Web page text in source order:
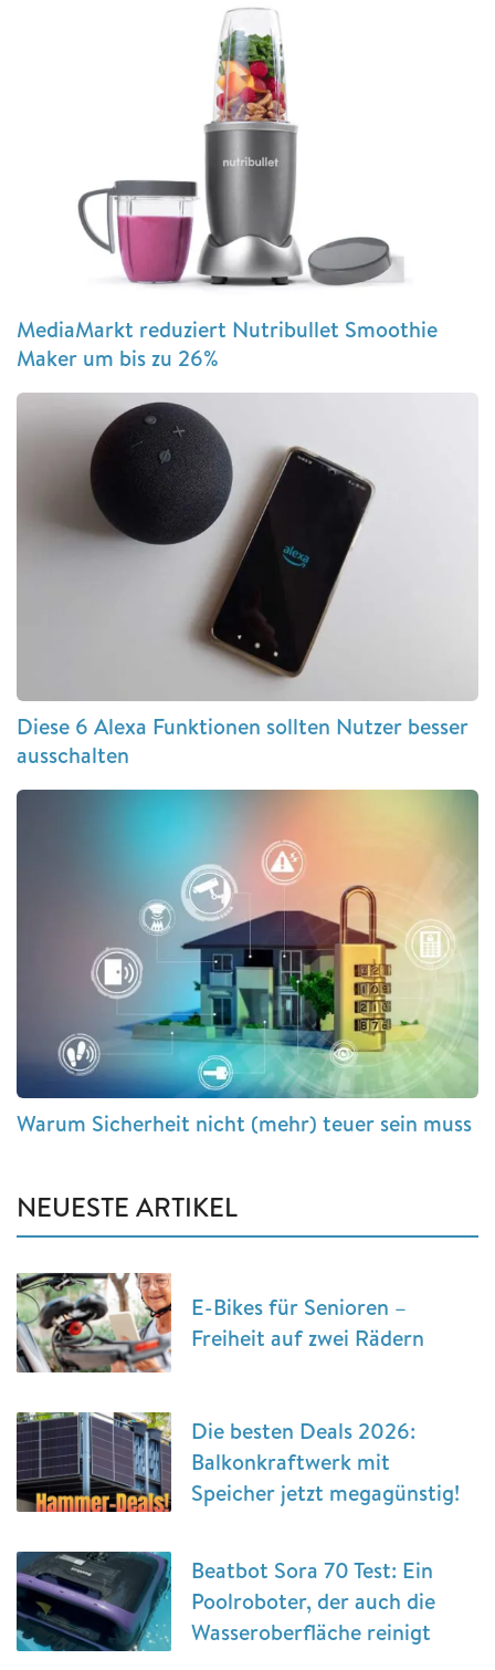
MediaMarkt reduziert Nutribullet Smoothie
Maker um bis zu 26%
Diese 6 Alexa Funktionen sollten Nutzer besser
ausschalten
Warum Sicherheit nicht (mehr) teuer sein muss
NEUESTE ARTIKEL
E-Bikes für Senioren –
Freiheit auf zwei Rädern
Die besten Deals 2026:
Balkonkraftwerk mit
Speicher jetzt megagünstig!
Beatbot Sora 70 Test: Ein
Poolroboter, der auch die
Wasseroberfläche reinigt